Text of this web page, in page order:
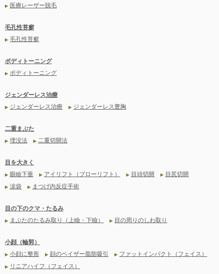
▶ 医療レーザー脱毛
毛孔性苔癬
▶ 毛孔性苔癬
ボディトーニング
▶ ボディトーニング
ジェンダーレス治療
▶ ジェンダーレス治療 ▶ ジェンダーレス豊胸
二重まぶた
▶ 埋没法 ▶ 二重切開法
目を大きく
▶ 眼瞼下垂 ▶ アイリフト（ブローリフト） ▶ 目頭切開 ▶ 目尻切開
▶ 涙袋 ▶ まつげ内反症手術
目の下のクマ・たるみ
▶ まぶたのたるみ取り（上瞼・下瞼） ▶ 目の周りのしわ取り
小顔（輪郭）
▶ 小顔に整形 ▶ 顔のベイザー脂肪吸引 ▶ ファットインパクト（フェイス）
▶ リニアハイフ（フェイス）